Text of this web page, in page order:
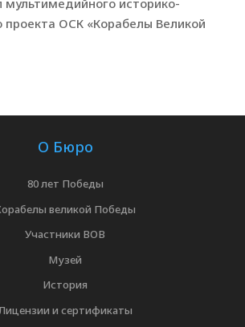
мультимедийного историко-
проекта ОСК «Корабелы Великой
О Бюро
80 лет Победы
великой Победы
Участники ВОВ
Музей
История
Лицензии и сертификаты